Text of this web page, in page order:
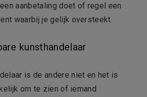
aanbetaling doet of regel een
waarbij je gelijk oversteekt.
kunsthandelaar
is de andere niet en het is
om te zien of iemand